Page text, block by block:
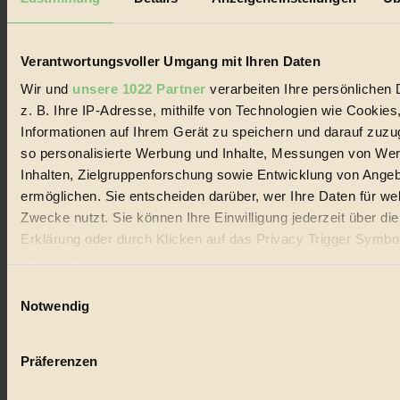
Verantwortungsvoller Umgang mit Ihren Daten
Wir und unsere 1022 Partner verarbeiten Ihre persönlichen
z. B. Ihre IP-Adresse, mithilfe von Technologien wie
Informationen auf Ihrem Gerät zu speichern und darauf
so personalisierte Werbung und Inhalte, Messungen von
Inhalten, Zielgruppenforschung sowie Entwicklung von
ermöglichen. Sie entscheiden darüber, wer Ihre Daten für
Zwecke nutzt. Sie können Ihre Einwilligung jederzeit über
Erklärung oder durch Klicken auf das Privacy Trigger
Wenn Sie es erlauben, würden wir auch gerne:
Ihr Gerät durch aktives Scannen nach bestimmten
Notwendig
Präferenzen
Biorama steht für einen nachhaltigen Lebensstil und bewussten
Lebenswandel. Es ist eine moderne Plattform für Ideen, Menschen
Handels mit Bioprodukten, des Fair-Trade sowie der Branche
alternativer Energien.
Social Media
22.601 Fans auf Facebook
3.415 Follower auf Twitter
Folge uns auf Instagram
Themen
Bio
Vegan